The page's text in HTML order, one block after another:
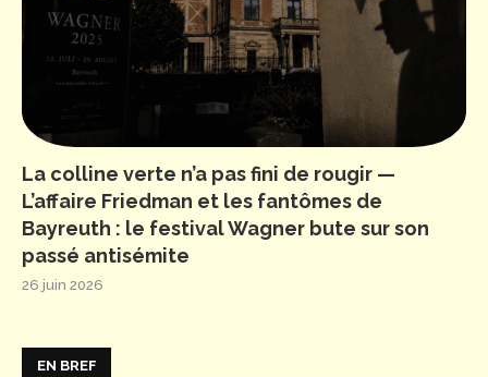
La colline verte n’a pas fini de rougir —
L’affaire Friedman et les fantômes de
Bayreuth : le festival Wagner bute sur son
passé antisémite
26 juin 2026
EN BREF